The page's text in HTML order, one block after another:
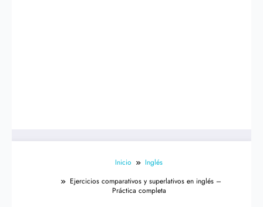
Inicio
Inglés
Ejercicios comparativos y superlativos en inglés –
Práctica completa